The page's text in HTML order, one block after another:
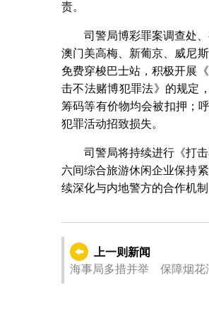
责。
司警局博彩罪案调查处
澳门美高梅、新葡京、威尼
免费穿梭巴士站，积极开展
击不法赌博犯罪法》的规定
筹码等有价物均会被扣押；
犯罪活动招致损失。
司警局将持续进行《打
六间综合旅游休闲企业保持
续深化与内地警方的合作机
上一则新闻
海事局多措并举 保障烟花